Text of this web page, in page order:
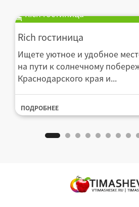
Rich гостиница
Rich гостиница
Ищете уютное и удобное
на пути к солнечному
Краснодарского края и...
ПОДРОБНЕЕ